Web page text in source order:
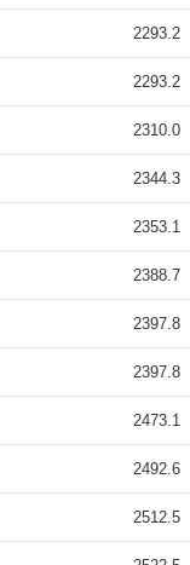
2293.2
2293.2
2310.0
2344.3
2353.1
2388.7
2397.8
2397.8
2473.1
2492.6
2512.5